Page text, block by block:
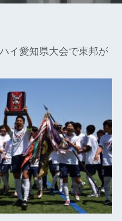
イ愛知県大会で東邦が